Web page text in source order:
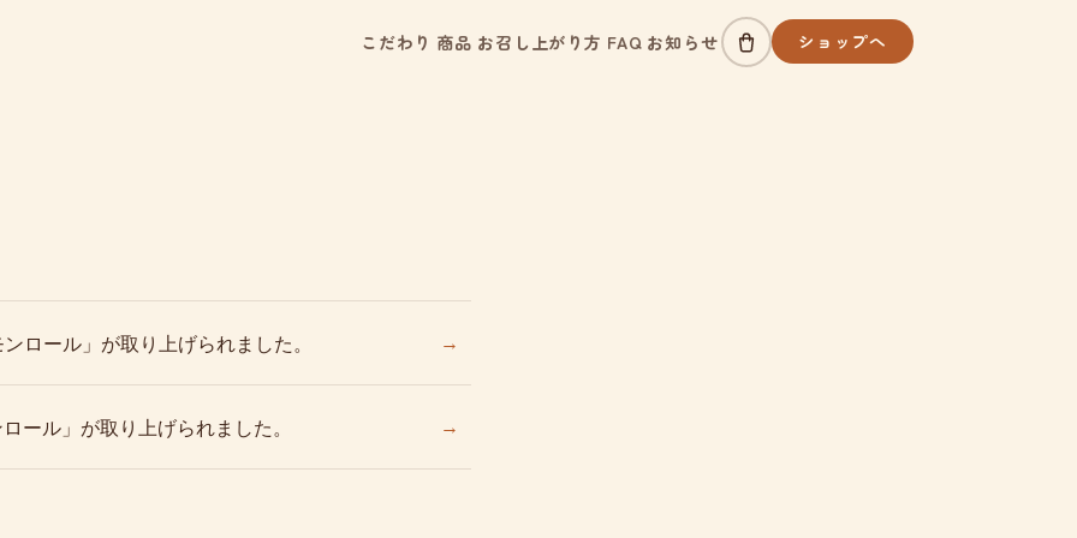
こだわり 商品 お召し上がり方 FAQ お知らせ ショップへ
ロール」が取り上げられました。 →
ール」が取り上げられました。 →